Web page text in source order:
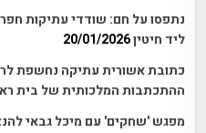
נתפסו על חם: שודדי עתיקות
ליד חיטין20/01/2026
כתובת אשורית עתיקה נחשפת
ההתכתבות המלכותית של בית
מפגש 'שחקים' עם מיכל גבאי